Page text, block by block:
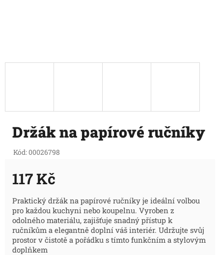
Držák na papírové ručníky
Kód:00026798
117 Kč
Měrná
cena:
Praktický držák na papírové ručníky je ideální volbou
pro každou kuchyni nebo koupelnu. Vyroben z
odolného materiálu, zajišťuje snadný přístup k
ručníkům a elegantně doplní váš interiér. Udržujte svůj
prostor v čistotě a pořádku s tímto funkčním a stylovým
doplňkem